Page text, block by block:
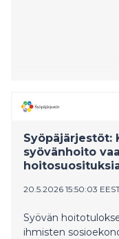
Syöpäjärjestöt:
syövänhoito
20.5.2026 15:50:03
Syövän
ihmisten